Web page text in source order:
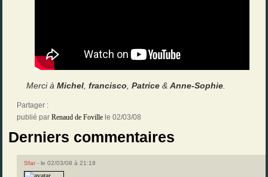
Merci àMichel ,francisco ,Patrice &Anne-Sophie
Partager :
publié par Renaud de Foville le 02/03/08
Derniers commentaires
Sfar - le 02/03/08 à 21:18